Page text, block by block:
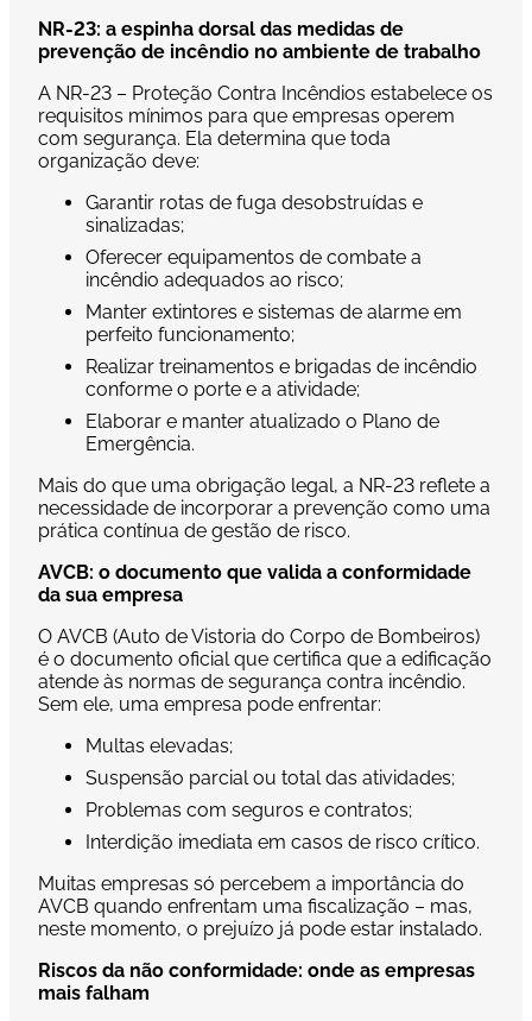
NR-23: a espinha dorsal das medidas de
prevenção de incêndio no ambiente de trabalho
A NR-23 – Proteção Contra Incêndios estabelece os
requisitos mínimos para que empresas operem
com segurança. Ela determina que toda
organização deve:
Garantir rotas de fuga desobstruídas e
sinalizadas;
Oferecer equipamentos de combate a
incêndio adequados ao risco;
Manter extintores e sistemas de alarme em
perfeito funcionamento;
Realizar treinamentos e brigadas de incêndio
conforme o porte e a atividade;
Elaborar e manter atualizado o Plano de
Emergência.
Mais do que uma obrigação legal, a NR-23 reflete a
necessidade de incorporar a prevenção como uma
prática contínua de gestão de risco.
AVCB: o documento que valida a conformidade
da sua empresa
O AVCB (Auto de Vistoria do Corpo de Bombeiros)
é o documento oficial que certifica que a edificação
atende às normas de segurança contra incêndio.
Sem ele, uma empresa pode enfrentar:
Multas elevadas;
Suspensão parcial ou total das atividades;
Problemas com seguros e contratos;
Interdição imediata em casos de risco crítico.
Muitas empresas só percebem a importância do
AVCB quando enfrentam uma fiscalização – mas,
neste momento, o prejuízo já pode estar instalado.
Riscos da não conformidade: onde as empresas
mais falham